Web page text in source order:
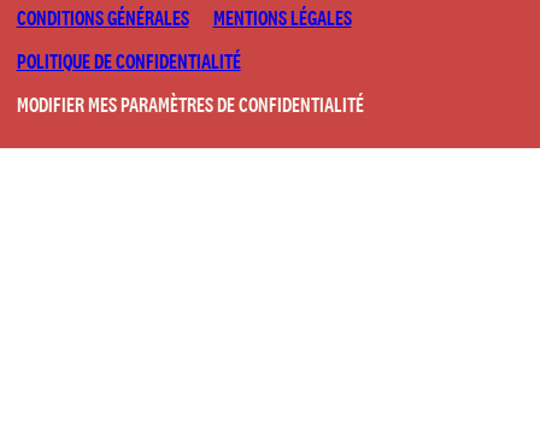
CONDITIONS GÉNÉRALES
MENTIONS LÉGALES
POLITIQUE DE CONFIDENTIALITÉ
MODIFIER MES PARAMÈTRES DE CONFIDENTIALITÉ